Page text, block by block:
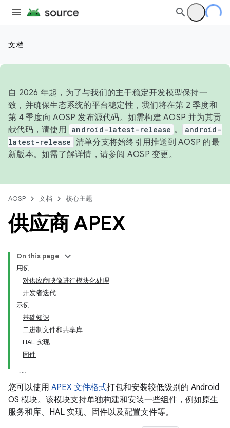
文档
自 2026 年起，为了与我们的主干稳定开发模型保持一
致，并确保生态系统的平台稳定性，我们将在第 2 季度和
第 4 季度向 AOSP 发布源代码。如需构建 AOSP 并为其贡
献代码，请使用 android-latest-release 。
android-
latest-release 清单分支将始终引用推送到 AOSP 的最
新版本。如需了解详情，请参阅 AOSP 变更。
AOSP 文档 核心主题
供应商 APEX
On this page
用例
对供应商映像进行模块化处理
开发者迭代
示例
基础知识
二进制文件和共享库
HAL 实现
固件
您可以使用 APEX 文件格式打包和安装较低级别的 Android
OS 模块。该模块支持单独构建和安装一些组件，例如原生
服务和库、HAL 实现、固件以及配置文件等。